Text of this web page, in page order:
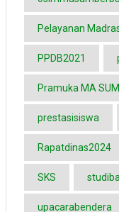
Pelayanan
PPDB2021
Pramuka MA
prestasisiswa
Rapatdinas2024
SKS
upacarabendera